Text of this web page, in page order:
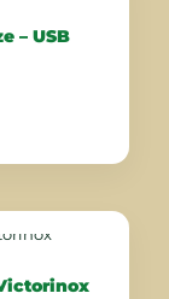
– USB